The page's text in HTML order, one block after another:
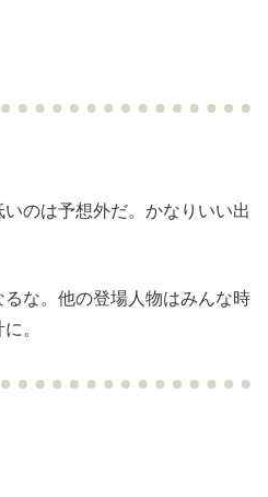
のは予想外だ。かなりいい出
な。他の登場人物はみんな時
。